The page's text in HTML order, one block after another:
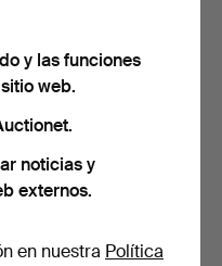
53 USDy las funciones
web.
noticias y
externos.
en nuestra Política